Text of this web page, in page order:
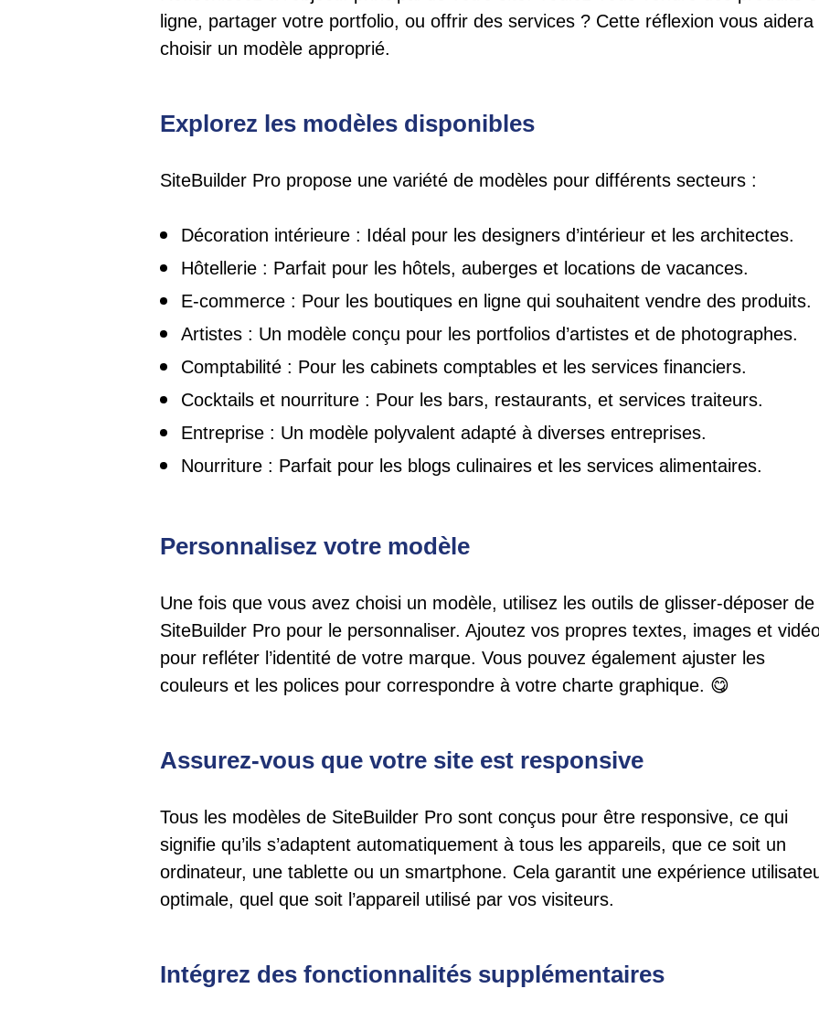
ligne, partager votre portfolio, ou offrir des services ? Cette réflexion vous aidera
choisir un modèle approprié.
Explorez les modèles disponibles
SiteBuilder Pro propose une variété de modèles pour différents secteurs :
Décoration intérieure : Idéal pour les designers d’intérieur et les architectes.
Hôtellerie : Parfait pour les hôtels, auberges et locations de vacances.
E-commerce : Pour les boutiques en ligne qui souhaitent vendre des produits.
Artistes : Un modèle conçu pour les portfolios d’artistes et de photographes.
Comptabilité : Pour les cabinets comptables et les services financiers.
Cocktails et nourriture : Pour les bars, restaurants, et services traiteurs.
Entreprise : Un modèle polyvalent adapté à diverses entreprises.
Nourriture : Parfait pour les blogs culinaires et les services alimentaires.
Personnalisez votre modèle
Une fois que vous avez choisi un modèle, utilisez les outils de glisser-déposer de
SiteBuilder Pro pour le personnaliser. Ajoutez vos propres textes, images et
pour refléter l’identité de votre marque. Vous pouvez également ajuster les
couleurs et les polices pour correspondre à votre charte graphique. 😋
Assurez-vous que votre site est responsive
Tous les modèles de SiteBuilder Pro sont conçus pour être responsive, ce qui
signifie qu’ils s’adaptent automatiquement à tous les appareils, que ce soit un
ordinateur, une tablette ou un smartphone. Cela garantit une expérience
optimale, quel que soit l’appareil utilisé par vos visiteurs.
Intégrez des fonctionnalités supplémentaires